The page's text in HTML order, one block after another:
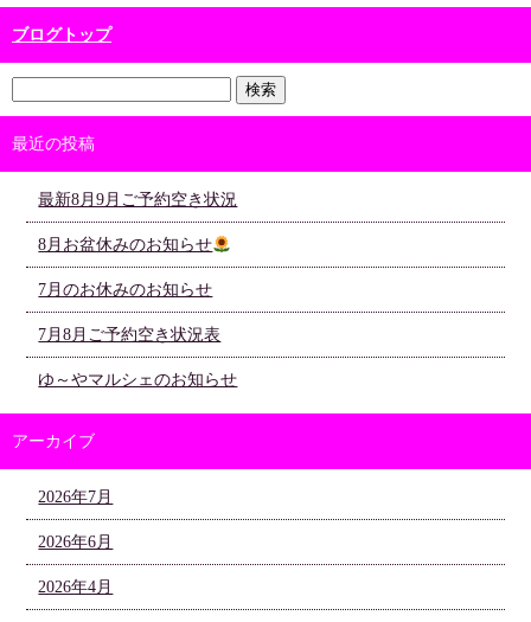
ブログトップ
最近の投稿
最新8月9月ご予約空き状況
8月お盆休みのお知らせ
7月のお休みのお知らせ
7月8月ご予約空き状況表
ゆ～やマルシェのお知らせ
アーカイブ
2026年7月
2026年6月
2026年4月